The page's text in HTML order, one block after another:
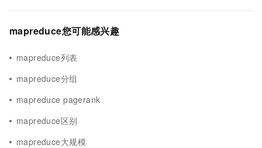
mapreduce您可能感兴趣
mapreduce列表
mapreduce分组
mapreduce pagerank
mapreduce区别
mapreduce大规模